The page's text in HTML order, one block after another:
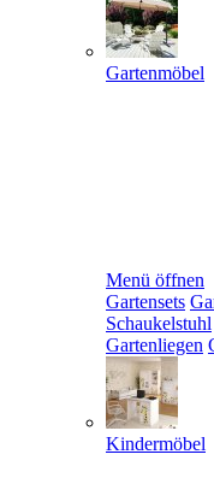
Gartenmöbel
Menü öffnen
Gartensets
Schaukelstuhl
Gartenliegen
Kindermöbel